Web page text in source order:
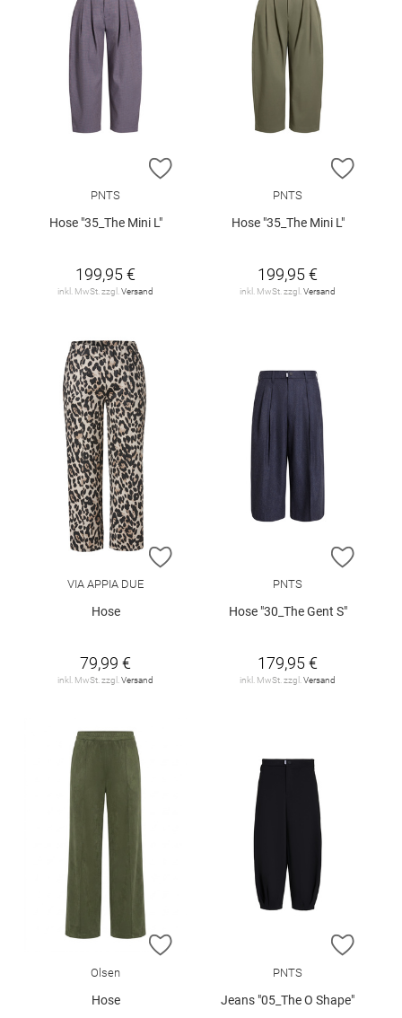
ZUR WUNSCHLISTE HINZUFÜGEN
PNTS
Hose "35_The Mini L"
199,95 €
inkl. MwSt. zzgl. Versand
ZUR
PNTS
Hose "35_The Mini L"
199,95 €
inkl. MwSt. zzgl. Versand
ZUR WUNSCHLISTE HINZUFÜGEN
VIA APPIA DUE
Hose
79,99 €
inkl. MwSt. zzgl. Versand
ZUR
PNTS
Hose "30_The Gent S"
179,95 €
inkl. MwSt. zzgl. Versand
ZUR WUNSCHLISTE HINZUFÜGEN
Olsen
Hose
ZUR
PNTS
Jeans "05_The O Shape"